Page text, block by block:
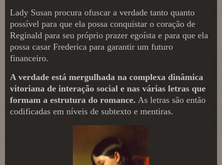
Lady Susan procura ofuscar a verdade tanto quanto
possível para que ela possa conquistar o coração de
Reginald para seu próprio prazer egoísta e para que ela
possa casar Frederica para garantir um futuro
financeiro.
A verdade está mergulhada na complexa dinâmica
vitoriana de interação social e nas várias letras que
formam a estrutura do romance. As letras são então
codificadas em níveis de subtexto e mentiras.